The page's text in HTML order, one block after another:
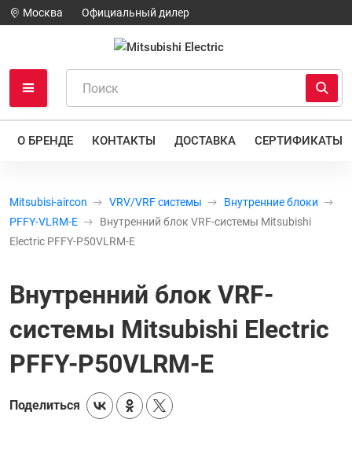
Москва Официальный дилер
О БРЕНДЕ КОНТАКТЫ ДОСТАВКА СЕРТИФИКАТЫ
Mitsubisi-aircon VRV/VRF системы
Внутренние блоки
PFFY-VLRM-E
Внутренний блок VRF-системы Mitsubishi
Electric PFFY-P50VLRM-E
Внутренний блок VRF-
системы Mitsubishi Electric
PFFY-P50VLRM-E
Поделиться